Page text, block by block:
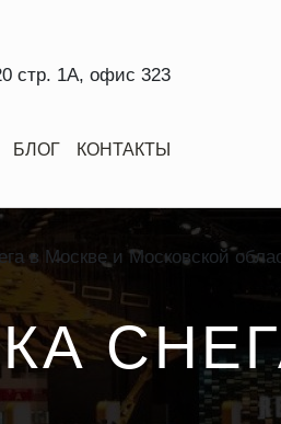
стр. 1А, офис 323
БЛОГ КОНТАКТЫ
в Москве и Московской